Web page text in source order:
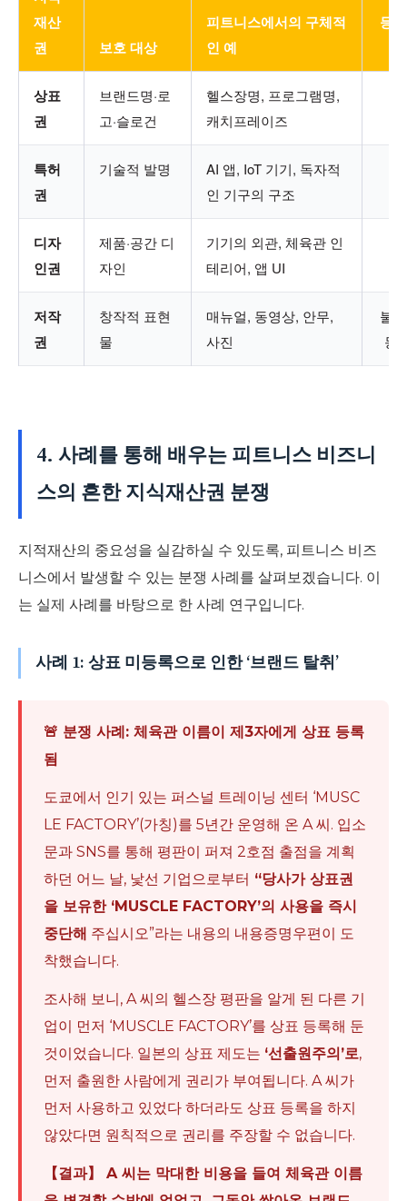
재산
권
보호 대상
피트니스에서의 구체적
인 예
등
상표
권
브랜드명·로
고·슬로건
헬스장명, 프로그램명,
캐치프레이즈
특허
권
기술적 발명
AI 앱, IoT 기기, 독자적
인 기구의 구조
디자
인권
제품·공간 디
자인
기기의 외관, 체육관 인
테리어, 앱 UI
저작
권
창작적 표현
물
매뉴얼, 동영상, 안무,
사진
불
동
4. 사례를 통해 배우는 피트니스 비즈니
스의 흔한 지식재산권 분쟁
지적재산의 중요성을 실감하실 수 있도록, 피트니스 비즈
니스에서 발생할 수 있는 분쟁 사례를 살펴보겠습니다. 이
는 실제 사례를 바탕으로 한 사례 연구입니다.
사례 1: 상표 미등록으로 인한 ‘브랜드 탈취’
🚨 분쟁 사례: 체육관 이름이 제3자에게 상표 등록
됨
도쿄에서 인기 있는 퍼스널 트레이닝 센터 ‘MUSC
LE FACTORY’(가칭)를 5년간 운영해 온 A 씨. 입소
문과 SNS를 통해 평판이 퍼져 2호점 출점을 계획
하던 어느 날, 낯선 기업으로부터 “당사가 상표권
을 보유한 ‘MUSCLE FACTORY’의 사용을 즉시
중단해 주십시오”라는 내용의 내용증명우편이 도
착했습니다.
조사해 보니, A 씨의 헬스장 평판을 알게 된 다른 기
업이 먼저 ‘MUSCLE FACTORY’를 상표 등록해 둔
것이었습니다. 일본의 상표 제도는 ‘선출원주의’로,
먼저 출원한 사람에게 권리가 부여됩니다. A 씨가
먼저 사용하고 있었다 하더라도 상표 등록을 하지
않았다면 원칙적으로 권리를 주장할 수 없습니다.
【결과】 A 씨는 막대한 비용을 들여 체육관 이름